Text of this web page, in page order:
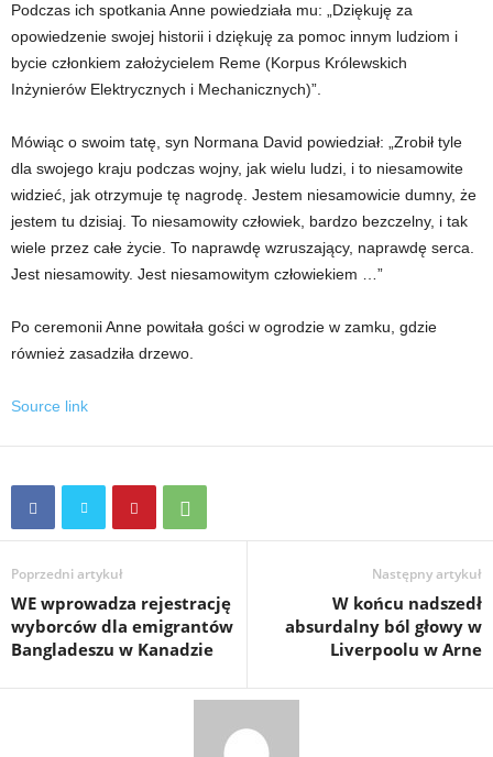
Podczas ich spotkania Anne powiedziała mu: „Dziękuję za
opowiedzenie swojej historii i dziękuję za pomoc innym ludziom i
bycie członkiem założycielem Reme (Korpus Królewskich
Inżynierów Elektrycznych i Mechanicznych)”.
Mówiąc o swoim tatę, syn Normana David powiedział: „Zrobił tyle
dla swojego kraju podczas wojny, jak wielu ludzi, i to niesamowite
widzieć, jak otrzymuje tę nagrodę. Jestem niesamowicie dumny, że
jestem tu dzisiaj. To niesamowity człowiek, bardzo bezczelny, i tak
wiele przez całe życie. To naprawdę wzruszający, naprawdę serca.
Jest niesamowity. Jest niesamowitym człowiekiem …”
Po ceremonii Anne powitała gości w ogrodzie w zamku, gdzie
również zasadziła drzewo.
Source link
Poprzedni artykuł
WE wprowadza rejestrację
wyborców dla emigrantów
Bangladeszu w Kanadzie
Następny artykuł
W końcu nadszedł
absurdalny ból głowy w
Liverpoolu w Arne